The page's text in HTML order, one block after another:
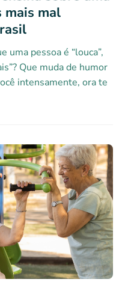
mais mal
uma pessoa é “louca”,
Que muda de humor
intensamente, ora te